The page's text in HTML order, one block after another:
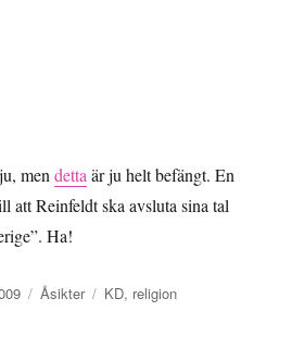
mendetta är ju helt befängt. En
att Reinfeldt ska avsluta sina tal
Ha!
Kategorier
Åsikter Etiketter
KD, religion